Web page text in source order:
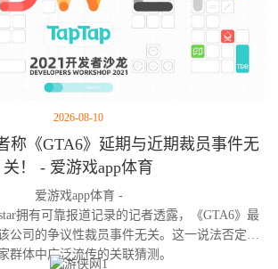
2026-08-10
称《GTA6》延期与近期裁员事件无
关！ - 爱游戏app体育
爱游戏app体育 -
拥有可靠报道记录的记者透露，《GTA6》最
公司的争议性裁员事件无关。这一说法否定了
群体中广泛流传的关联猜测。